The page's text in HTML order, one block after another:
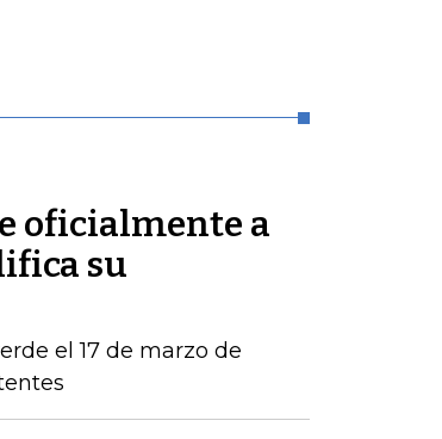
oficialmente a
su
el 17 de marzo de